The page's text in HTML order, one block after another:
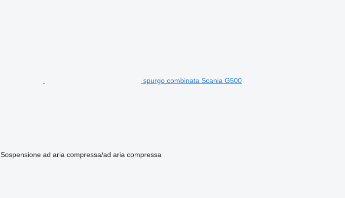
spurgo combinata Scania G500
Sospensione ad aria compressa/ad aria compressa